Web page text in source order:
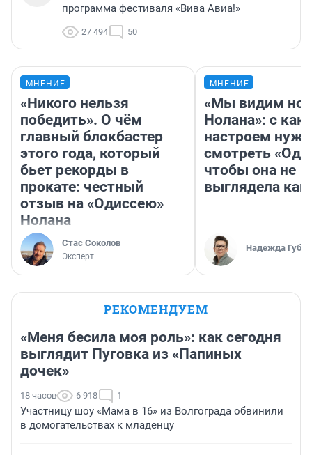
программа фестиваля «Вива Авиа!»
27 494 50
МНЕНИЕ
«Никого нельзя
победить». О чём
главный блокбастер
этого года, который
бьет рекорды в
прокате: честный
отзыв на «Одиссею»
Нолана
Стас Соколов
Эксперт
МНЕНИЕ
«Мы видим
Нолана»: с
настроем
смотреть
чтобы она не
выглядела как
Надежда
РЕКОМЕНДУЕМ
«Меня бесила моя роль»: как сегодня
выглядит Пуговка из «Папиных
дочек»
18 часов 6 918 1
Участницу шоу «Мама в 16» из Волгограда обвинили
в домогательствах к младенцу